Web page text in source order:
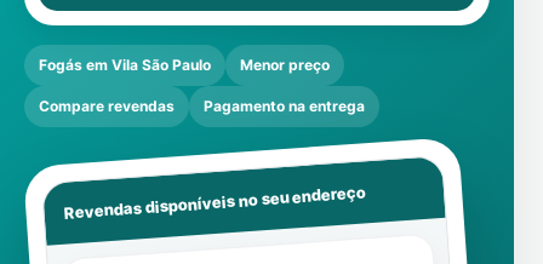
Fogás em Vila São Paulo Menor preço
Compare revendas Pagamento na entrega
Revendas disponíveis no seu endereço